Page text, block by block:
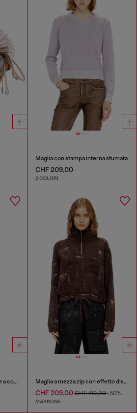
Maglia con stampa interna sfumata
CHF 209,00
2 COLORI
Cardigan a trecce con bande a contrasto Maglia a mezza zip con effetto distressed
CHF 209,00CHF 419,00-50%
MARRONE